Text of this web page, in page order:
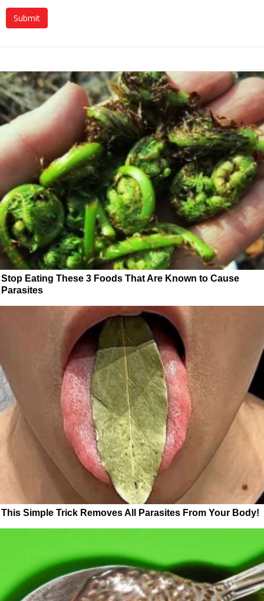
Stop Eating These 3 Foods That Are Known to Cause
Parasites
This Simple Trick Removes All Parasites From Your Body!